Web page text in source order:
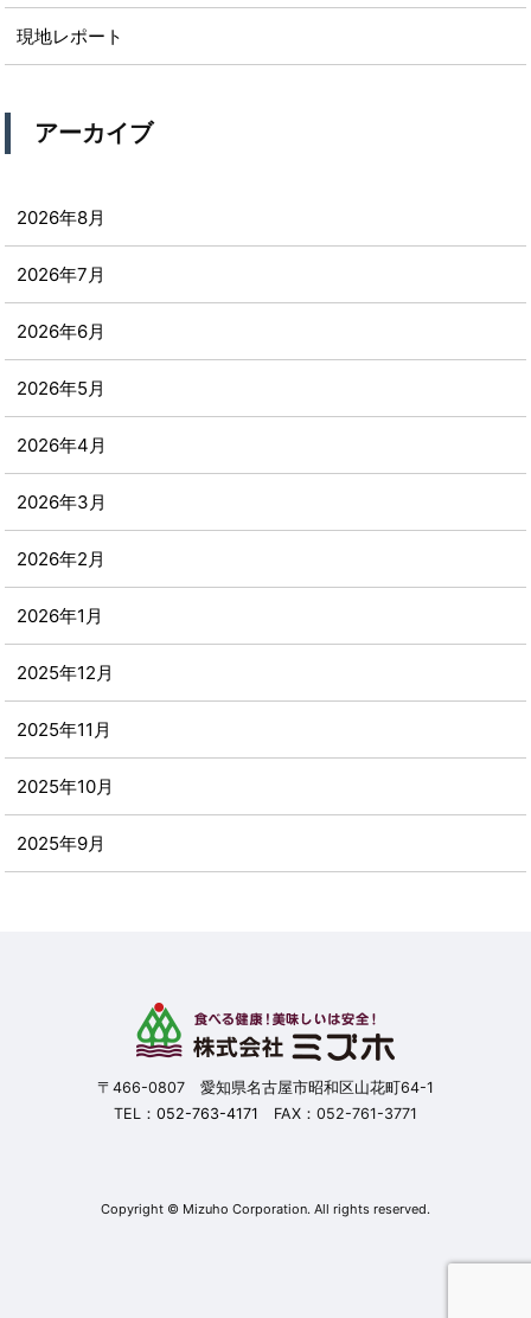
現地レポート
アーカイブ
2026年8月
2026年7月
2026年6月
2026年5月
2026年4月
2026年3月
2026年2月
2026年1月
2025年12月
2025年11月
2025年10月
2025年9月
〒466-0807 愛知県名古屋市昭和区山花町64-1
TEL： 052-763-4171 FAX：052-761-3771
Copyright © Mizuho Corporation. All rights reserved.